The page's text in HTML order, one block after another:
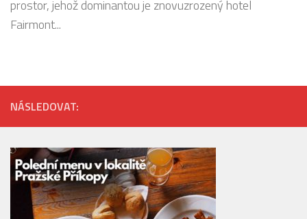
prostor, jehož dominantou je znovuzrozený hotel
Fairmont...
NÁSLEDOVAT: